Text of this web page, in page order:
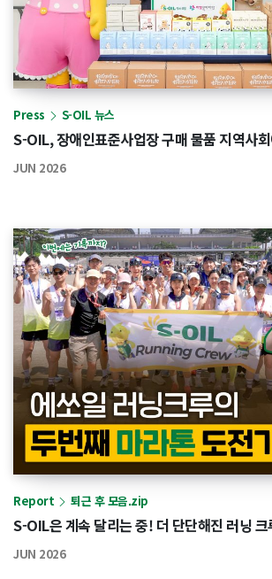
Press S-OIL 뉴스
S-OIL, 장애인표준사업장 구매 물품 지역사
JUN 2026
Report 퇴근 후 모음.zip
S-OIL은 계속 달리는 중! 더 단단해진 러닝
JUN 2026